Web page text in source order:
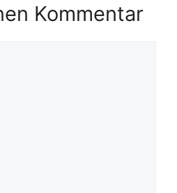
Kommentar